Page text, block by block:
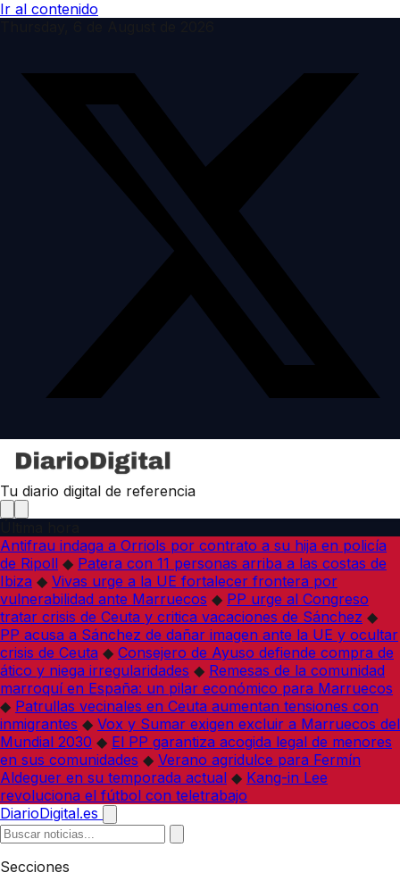
Ir al contenido
Tu diario digital de referencia
Antifrau indaga a Orriols por contrato a su hija en policía
de Ripoll ◆ Patera con 11 personas arriba a las costas de
Ibiza ◆ Vivas urge a la UE fortalecer frontera por
vulnerabilidad ante Marruecos ◆ PP urge al Congreso
tratar crisis de Ceuta y critica vacaciones de Sánchez ◆
PP acusa a Sánchez de dañar imagen ante la UE y ocultar
crisis de Ceuta ◆ Consejero de Ayuso defiende compra de
ático y niega irregularidades ◆ Remesas de la comunidad
marroquí en España: un pilar económico para Marruecos
◆ Patrullas vecinales en Ceuta aumentan tensiones con
inmigrantes ◆ Vox y Sumar exigen excluir a Marruecos del
Mundial 2030 ◆ El PP garantiza acogida legal de menores
en sus comunidades ◆ Verano agridulce para Fermín
Aldeguer en su temporada actual ◆ Kang-in Lee
revoluciona el fútbol con teletrabajo
DiarioDigital.es
Secciones